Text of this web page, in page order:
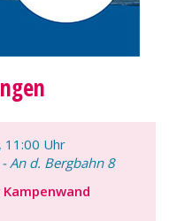
, 11:00 Uhr
An d. Bergbahn 8